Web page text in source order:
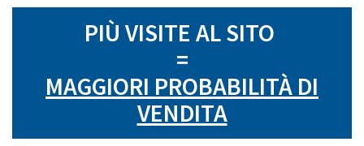
PIÙ VISITE AL SITO
=
MAGGIORI PROBABILITÀ DI
VENDITA